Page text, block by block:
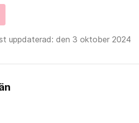
uppdaterad: den 3 oktober 2024